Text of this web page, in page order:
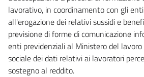
lavorativo, in coordinamento con gli
all'erogazione dei relativi sussidi e
previsione di forme di comunicazione
enti previdenziali al Ministero del
sociale dei dati relativi ai lavoratori
sostegno al reddito.